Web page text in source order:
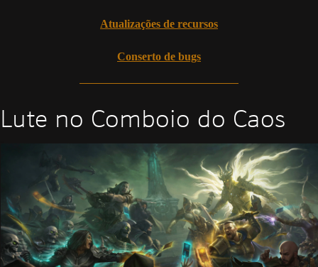
Atualizações de recursos
Conserto de bugs
Lute no Comboio do Caos